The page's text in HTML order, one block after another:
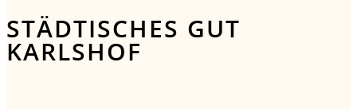
STÄDTISCHES GUT
KARLSHOF